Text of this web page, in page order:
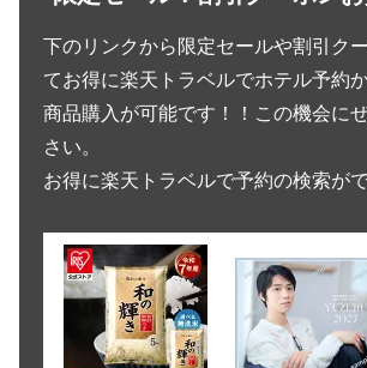
下のリンクから限定セールや割引ク
てお得に楽天トラベルでホテル予約
商品購入が可能です！！この機会に
さい。
お得に楽天トラベルで予約の検索がで